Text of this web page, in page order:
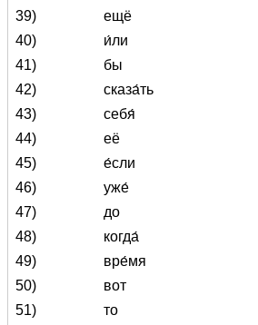
39)
ещё
40)
и́ли
41)
бы
42)
сказа́ть
43)
себя́
44)
её
45)
е́сли
46)
уже́
47)
до
48)
когда́
49)
вре́мя
50)
вот
51)
то